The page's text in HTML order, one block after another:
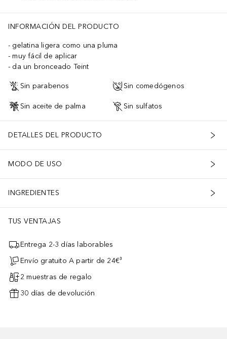
INFORMACIÓN DEL PRODUCTO
gelatina ligera como una pluma
muy fácil de aplicar
da un bronceado Teint
Sin parabenos Sin comedógenos
Sin aceite de palma Sin sulfatos
DETALLES DEL PRODUCTO
MODO DE USO
INGREDIENTES
TUS VENTAJAS
Entrega 2-3 días laborables
Envío gratuito A partir de 24€³
2 muestras de regalo
30 días de devolución